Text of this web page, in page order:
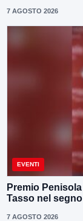
7 AGOSTO 2026
EVENTI
Premio
Tasso nel
7 AGOSTO 2026